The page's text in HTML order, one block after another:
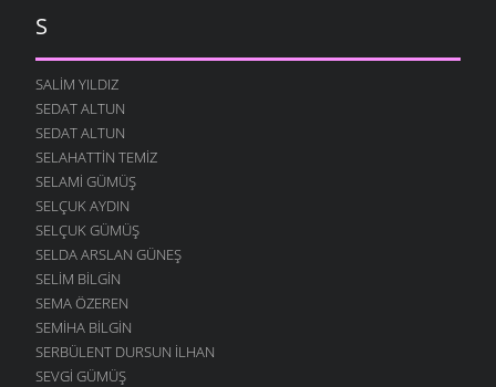
S
SALIM YILDIZ
SEDAT ALTUN
SEDAT ALTUN
SELAHATTIN TEMIZ
SELAMI GÜMÜŞ
SELÇUK AYDIN
SELÇUK GÜMÜŞ
SELDA ARSLAN GÜNEŞ
SELIM BILGIN
SEMA ÖZEREN
SEMIHA BILGIN
SERBÜLENT DURSUN İLHAN
SEVGI GÜMÜŞ